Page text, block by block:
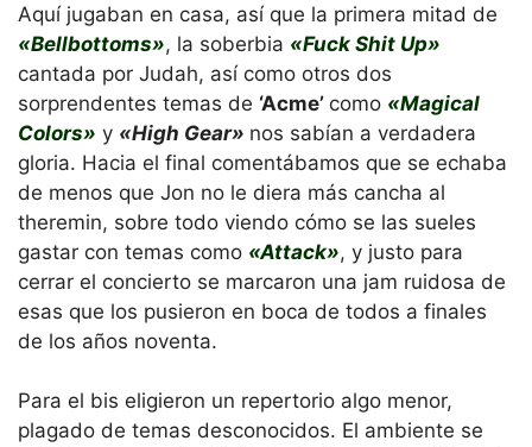
Aquí jugaban en casa, así que la primera mitad de
«Bellbottoms», la soberbia «Fuck Shit Up»
cantada por Judah, así como otros dos
sorprendentes temas de ‘Acme’ como «Magical
Colors» y «High Gear» nos sabían a verdadera
gloria. Hacia el final comentábamos que se echaba
de menos que Jon no le diera más cancha al
theremin, sobre todo viendo cómo se las sueles
gastar con temas como «Attack», y justo para
cerrar el concierto se marcaron una jam ruidosa de
esas que los pusieron en boca de todos a finales
de los años noventa.
Para el bis eligieron un repertorio algo menor,
plagado de temas desconocidos. El ambiente se